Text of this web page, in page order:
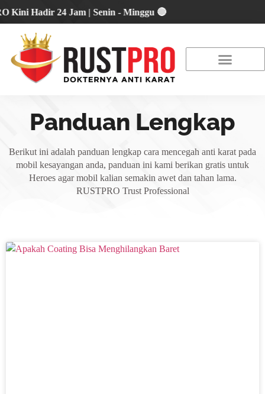
Hadir 24 Jam | Senin - Minggu 🔴
Panduan Lengkap
Berikut ini adalah panduan lengkap cara mencegah anti karat pada
mobil kesayangan anda, panduan ini kami berikan gratis untuk
Heroes agar mobil kalian semakin awet dan tahan lama.
RUSTPRO Trust Professional